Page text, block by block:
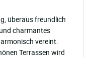
überaus freundlich
charmantes
vereint.
Terrassen wird